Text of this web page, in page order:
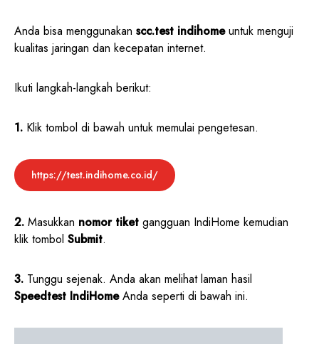
Anda bisa menggunakan scc.test indihomeuntuk menguji
kualitas jaringan dan kecepatan internet.
Ikuti langkah-langkah berikut:
1. Klik tombol di bawah untuk memulai pengetesan.
https://test.indihome.co.id/
2. Masukkan nomor tiket gangguan IndiHome kemudian
klik tombol Submit.
3. Tunggu sejenak. Anda akan melihat laman hasil
Speedtest IndiHomeAnda seperti di bawah ini.